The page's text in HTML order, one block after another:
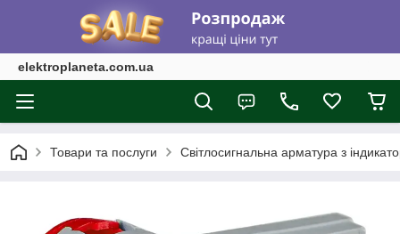
elektroplaneta.com.ua
Товари та послуги Світлосигнальна арматура з